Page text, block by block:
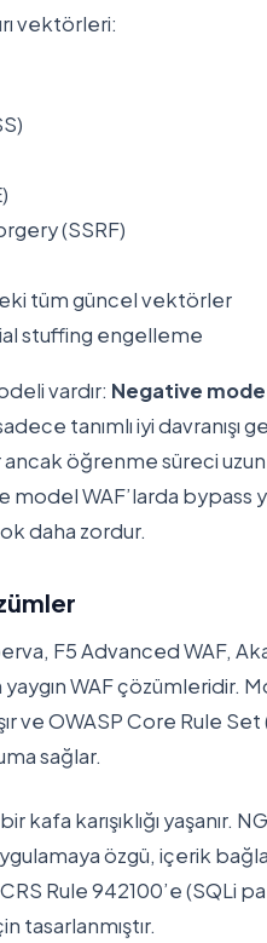
vektörleri:
(SSRF)
tüm güncel vektörler
stuffing engelleme
vardır: Negative
tanımlı iyi davranışı
öğrenme süreci
model WAF’larda
daha zordur.
F5 Advanced WAF,
WAF çözümleridir.
ve OWASP Core Rule
sağlar.
kafa karışıklığı yaşanır.
özgü, içerik
Rule 942100’e (SQLi
tasarlanmıştır.